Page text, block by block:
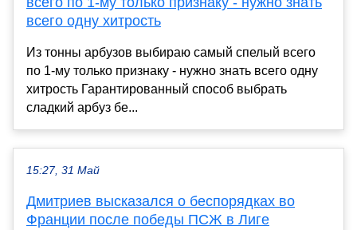
всего одну хитрость
Из тонны арбузов выбираю самый спелый всего
по 1-му только признаку - нужно знать всего одну
хитрость Гарантированный способ выбрать
сладкий арбуз бе...
15:27, 31 Май
Дмитриев высказался о беспорядках во
Франции после победы ПСЖ в Лиге